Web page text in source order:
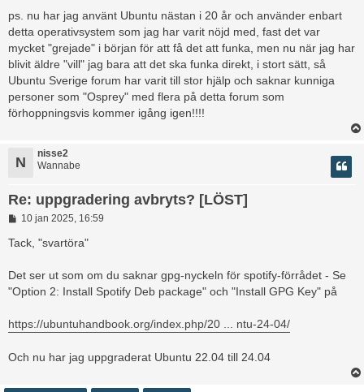
ps. nu har jag använt Ubuntu nästan i 20 år och använder enbart
detta operativsystem som jag har varit nöjd med, fast det var
mycket "grejade" i början för att få det att funka, men nu när jag har
blivit äldre "vill" jag bara att det ska funka direkt, i stort sätt, så
Ubuntu Sverige forum har varit till stor hjälp och saknar kunniga
personer som "Osprey" med flera på detta forum som
förhoppningsvis kommer igång igen!!!!
N
nisse2
Wannabe
Re: uppgradering avbryts? [LÖST]
l
g
10 jan 2025, 16:59
Tack, "svartöra"
Det ser ut som om du saknar gpg-nyckeln för spotify-förrådet - Se
"Option 2: Install Spotify Deb package" och "Install GPG Key" på
https://ubuntuhandbook.org/index.php/20 ... ntu-24-04/
Och nu har jag uppgraderat Ubuntu 22.04 till 24.04